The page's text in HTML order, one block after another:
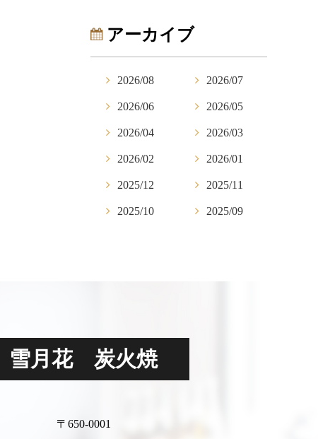
アーカイブ
2026/08 2026/07
2026/06 2026/05
2026/04 2026/03
2026/02 2026/01
2025/12 2025/11
2025/10 2025/09
雪月花 炭火焼
〒650-0001